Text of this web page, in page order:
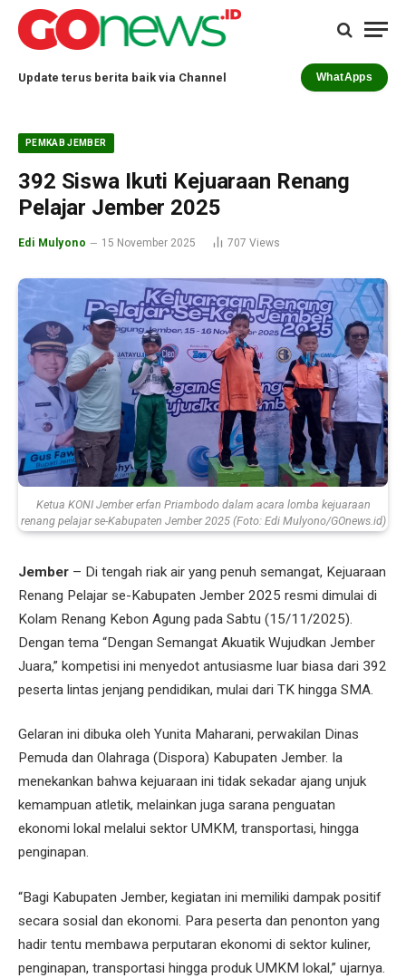
Update terus berita baik via Channel WhatApps
PEMKAB JEMBER
392 Siswa Ikuti Kejuaraan Renang
Pelajar Jember 2025
Edi Mulyono 15 November 2025 707Views
Ketua KONI Jember erfan Priambodo dalam acara lomba kejuaraan
renang pelajar se-Kabupaten Jember 2025 (Foto: Edi Mulyono/GOnews.id)
Jember – Di tengah riak air yang penuh semangat, Kejuaraan
Renang Pelajar se-Kabupaten Jember 2025 resmi dimulai di
Kolam Renang Kebon Agung pada Sabtu (15/11/2025).
Dengan tema “Dengan Semangat Akuatik Wujudkan Jember
Juara,” kompetisi ini menyedot antusiasme luar biasa dari 392
peserta lintas jenjang pendidikan, mulai dari TK hingga SMA.
Gelaran ini dibuka oleh Yunita Maharani, perwakilan Dinas
Pemuda dan Olahraga (Dispora) Kabupaten Jember. Ia
menekankan bahwa kejuaraan ini tidak sekadar ajang unjuk
kemampuan atletik, melainkan juga sarana penguatan
ekonomi lokal melalui sektor UMKM, transportasi, hingga
penginapan.
“Bagi Kabupaten Jember, kegiatan ini memiliki dampak positif
secara sosial dan ekonomi. Para peserta dan penonton yang
hadir tentu membawa perputaran ekonomi di sektor kuliner,
penginapan, transportasi hingga produk UMKM lokal,” ujarnya.